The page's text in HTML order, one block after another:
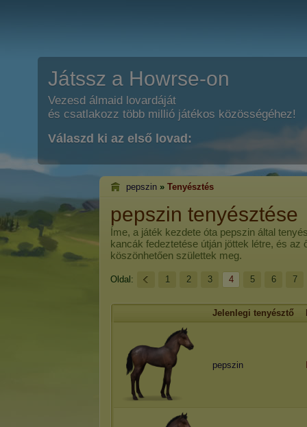
Játssz a Howrse-on
Vezesd álmaid lovardáját
és csatlakozz több millió játékos közösségéhez!
Válaszd ki az első lovad:
pepszin » Tenyésztés
pepszin tenyésztése
Íme, a játék kezdete óta pepszin által
kancák fedeztetése útján jöttek létre, és az
köszönhetően születtek meg.
Oldal: 1 2 3 4 5 6 7
Jelenlegi tenyésztő
pepszin